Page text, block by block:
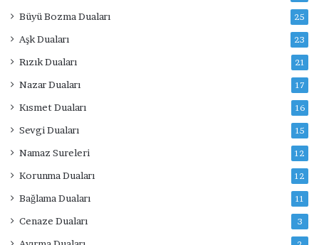
Büyü Bozma Duaları 25
Aşk Duaları 23
Rızık Duaları 21
Nazar Duaları 17
Kısmet Duaları 16
Sevgi Duaları 15
Namaz Sureleri 12
Korunma Duaları 12
Bağlama Duaları 11
Cenaze Duaları 3